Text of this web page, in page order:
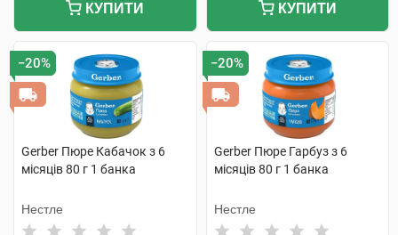
КУПИТИ КУПИТИ
−20%
Gerber Пюре Кабачок з 6
місяців 80 г 1 банка
Нестле
−20%
Gerber Пюре Гарбуз з 6
місяців 80 г 1 банка
Нестле